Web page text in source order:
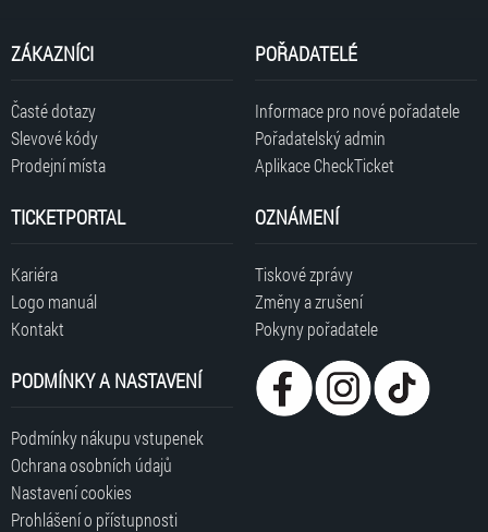
ZÁKAZNÍCI
Časté dotazy
Slevové kódy
Prodejní místa
POŘADATELÉ
Informace pro nové pořadatele
Pořadatelský admin
Aplikace CheckTicket
TICKETPORTAL
Kariéra
Logo manuál
Kontakt
OZNÁMENÍ
Tiskové zprávy
Změny a zrušení
Pokyny pořadatele
PODMÍNKY A NASTAVENÍ
Podmínky nákupu vstupenek
Ochrana osobních údajů
Nastavení cookies
Prohlášení o přístupnosti